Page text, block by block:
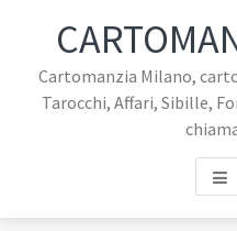
contenuto
principale
footer
navigation
Cartomanzia Milano,
Tarocchi, Affari, Sibille,